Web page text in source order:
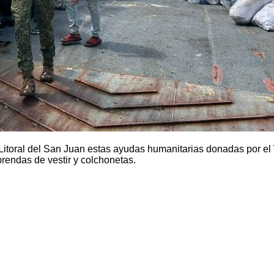
del San Juan estas ayudas humanitarias donadas por
de vestir y colchonetas.